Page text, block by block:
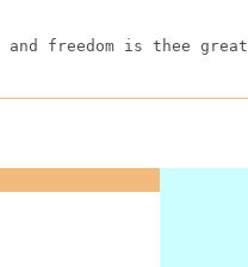
freedom is thee